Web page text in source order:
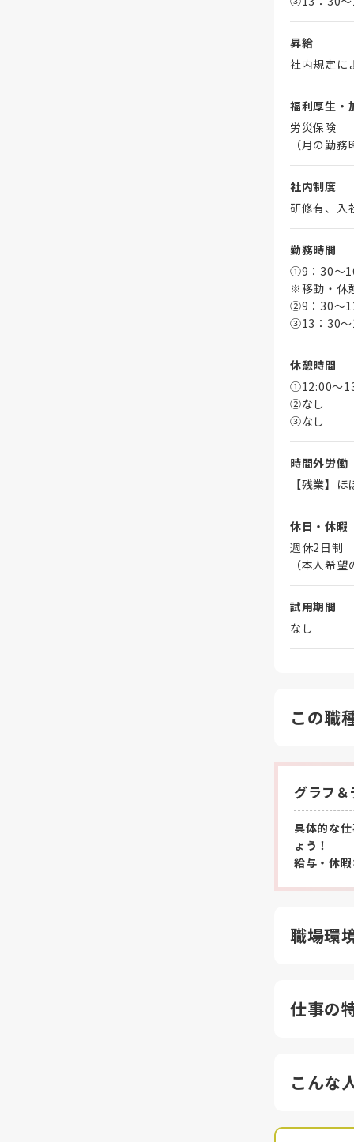
昇給
社内規定に
福利厚生・
労災保険
（月の勤
社内制度
研修有、入
勤務時間
①9：30～
※移動・休
➁9：30～
③13：30～
休憩時間
①12:00～
➁なし
③なし
時間外労働
【残業】ほ
休日・休暇
週休2日制
（本人希
試用期間
なし
この職
グラフ
具体的な
ょう！
給与・休
職場環
仕事の
こんな